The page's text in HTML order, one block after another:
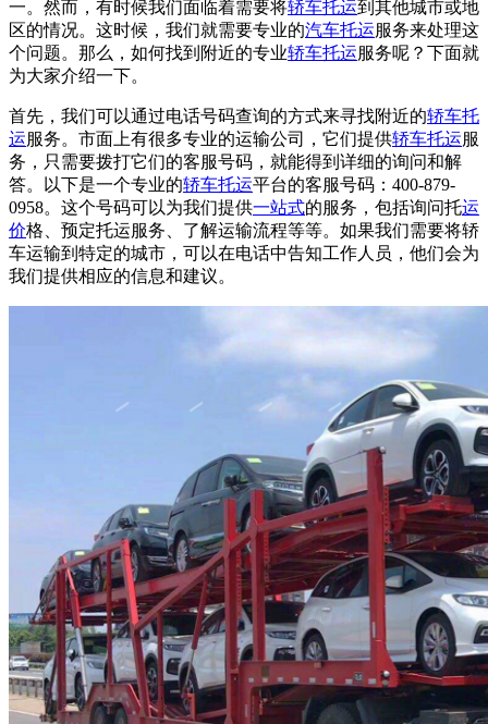
一。然而，有时候我们面临着需要将轿车托运到其他城市或地
区的情况。这时候，我们就需要专业的汽车托运服务来处理这
个问题。那么，如何找到附近的专业轿车托运服务呢？下面就
为大家介绍一下。
首先，我们可以通过电话号码查询的方式来寻找附近的轿车托
运服务。市面上有很多专业的运输公司，它们提供轿车托运服
务，只需要拨打它们的客服号码，就能得到详细的询问和解
答。以下是一个专业的轿车托运平台的客服号码：400-879-
0958。这个号码可以为我们提供一站式的服务，包括询问托运
价格、预定托运服务、了解运输流程等等。如果我们需要将轿
车运输到特定的城市，可以在电话中告知工作人员，他们会为
我们提供相应的信息和建议。